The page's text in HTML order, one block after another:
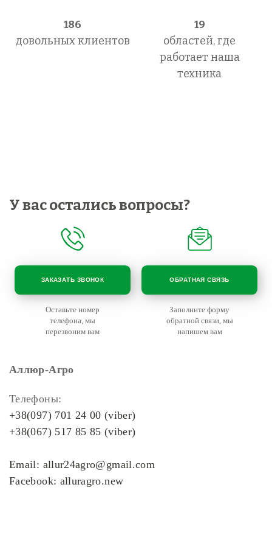
186
довольных клиентов
19
областей, где
работает наша
техника
У вас остались вопросы?
ЗАКАЗАТЬ ЗВОНОК
Оставьте номер
телефона, мы
перезвоним вам
ОБРАТНАЯ СВЯЗЬ
Заполните форму
обратной связи, мы
напишем вам
Аллюр-Агро
Телефоны:
+38(097) 701 24 00 (viber)
+38(067) 517 85 85 (viber)
Email: allur24agro@gmail.com
Facebook: alluragro.new